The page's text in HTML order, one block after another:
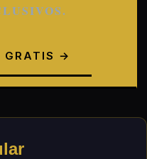
GRATIS →